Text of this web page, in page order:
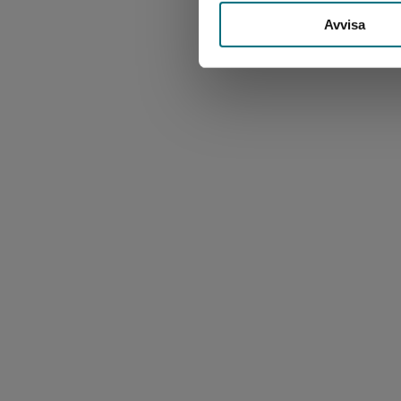
Avvisa